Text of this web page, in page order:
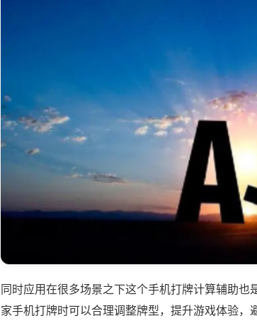
同时应用在很多场景之下这个手机打牌计算辅助
家手机打牌时可以合理调整牌型，提升游戏体验，